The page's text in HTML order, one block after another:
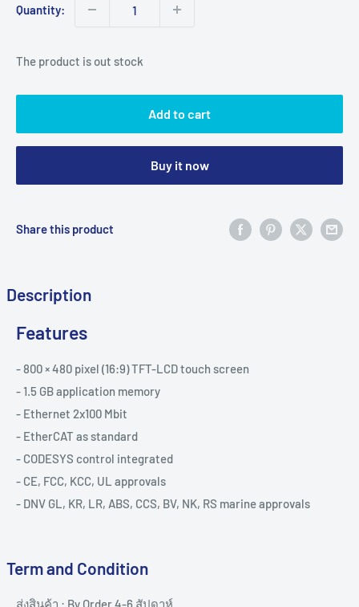
Quantity:
The product is out stock
Add to cart
Buy it now
Share this product
Description
Features
- 800 × 480 pixel (16:9) TFT-LCD touch screen
- 1.5 GB application memory
- Ethernet 2x100 Mbit
- EtherCAT as standard
- CODESYS control integrated
- CE, FCC, KCC, UL approvals
- DNV GL, KR, LR, ABS, CCS, BV, NK, RS marine approvals
Term and Condition
ส่งสินค้า : By Order 4-6 สัปดาห์